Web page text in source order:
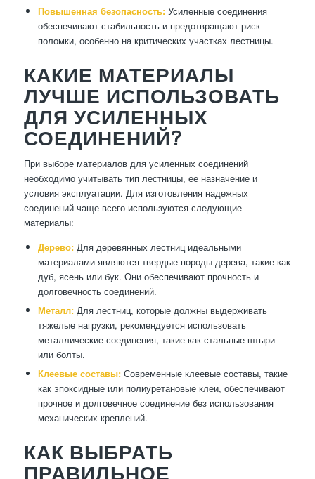
Повышенная безопасность:Усиленные соединения
обеспечивают стабильность и предотвращают риск
поломки, особенно на критических участках лестницы.
КАКИЕ МАТЕРИАЛЫ
ЛУЧШЕ ИСПОЛЬЗОВАТЬ
ДЛЯ УСИЛЕННЫХ
СОЕДИНЕНИЙ?
При выборе материалов для усиленных соединений
необходимо учитывать тип лестницы, ее назначение и
условия эксплуатации. Для изготовления надежных
соединений чаще всего используются следующие
материалы:
Дерево:Для деревянных лестниц идеальными
материалами являются твердые породы дерева, такие как
дуб, ясень или бук. Они обеспечивают прочность и
долговечность соединений.
Металл:Для лестниц, которые должны выдерживать
тяжелые нагрузки, рекомендуется использовать
металлические соединения, такие как стальные штыри
или болты.
Клеевые составы:Современные клеевые составы, такие
как эпоксидные или полиуретановые клеи, обеспечивают
прочное и долговечное соединение без использования
механических креплений.
КАК ВЫБРАТЬ
ПРАВИЛЬНОЕ